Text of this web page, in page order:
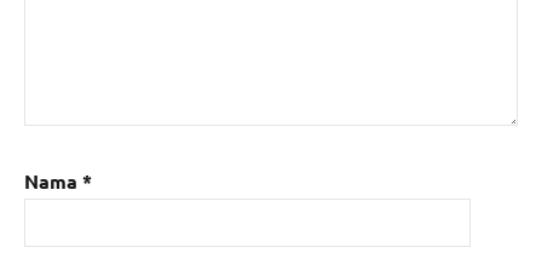
Nama *